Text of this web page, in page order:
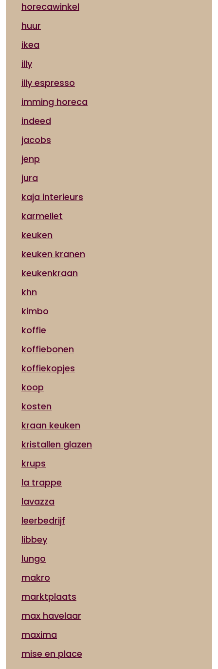
horecawinkel
huur
ikea
illy
illy espresso
imming horeca
indeed
jacobs
jenp
jura
kaja interieurs
karmeliet
keuken
keuken kranen
keukenkraan
khn
kimbo
koffie
koffiebonen
koffiekopjes
koop
kosten
kraan keuken
kristallen glazen
krups
la trappe
lavazza
leerbedrijf
libbey
lungo
makro
marktplaats
max havelaar
maxima
mise en place